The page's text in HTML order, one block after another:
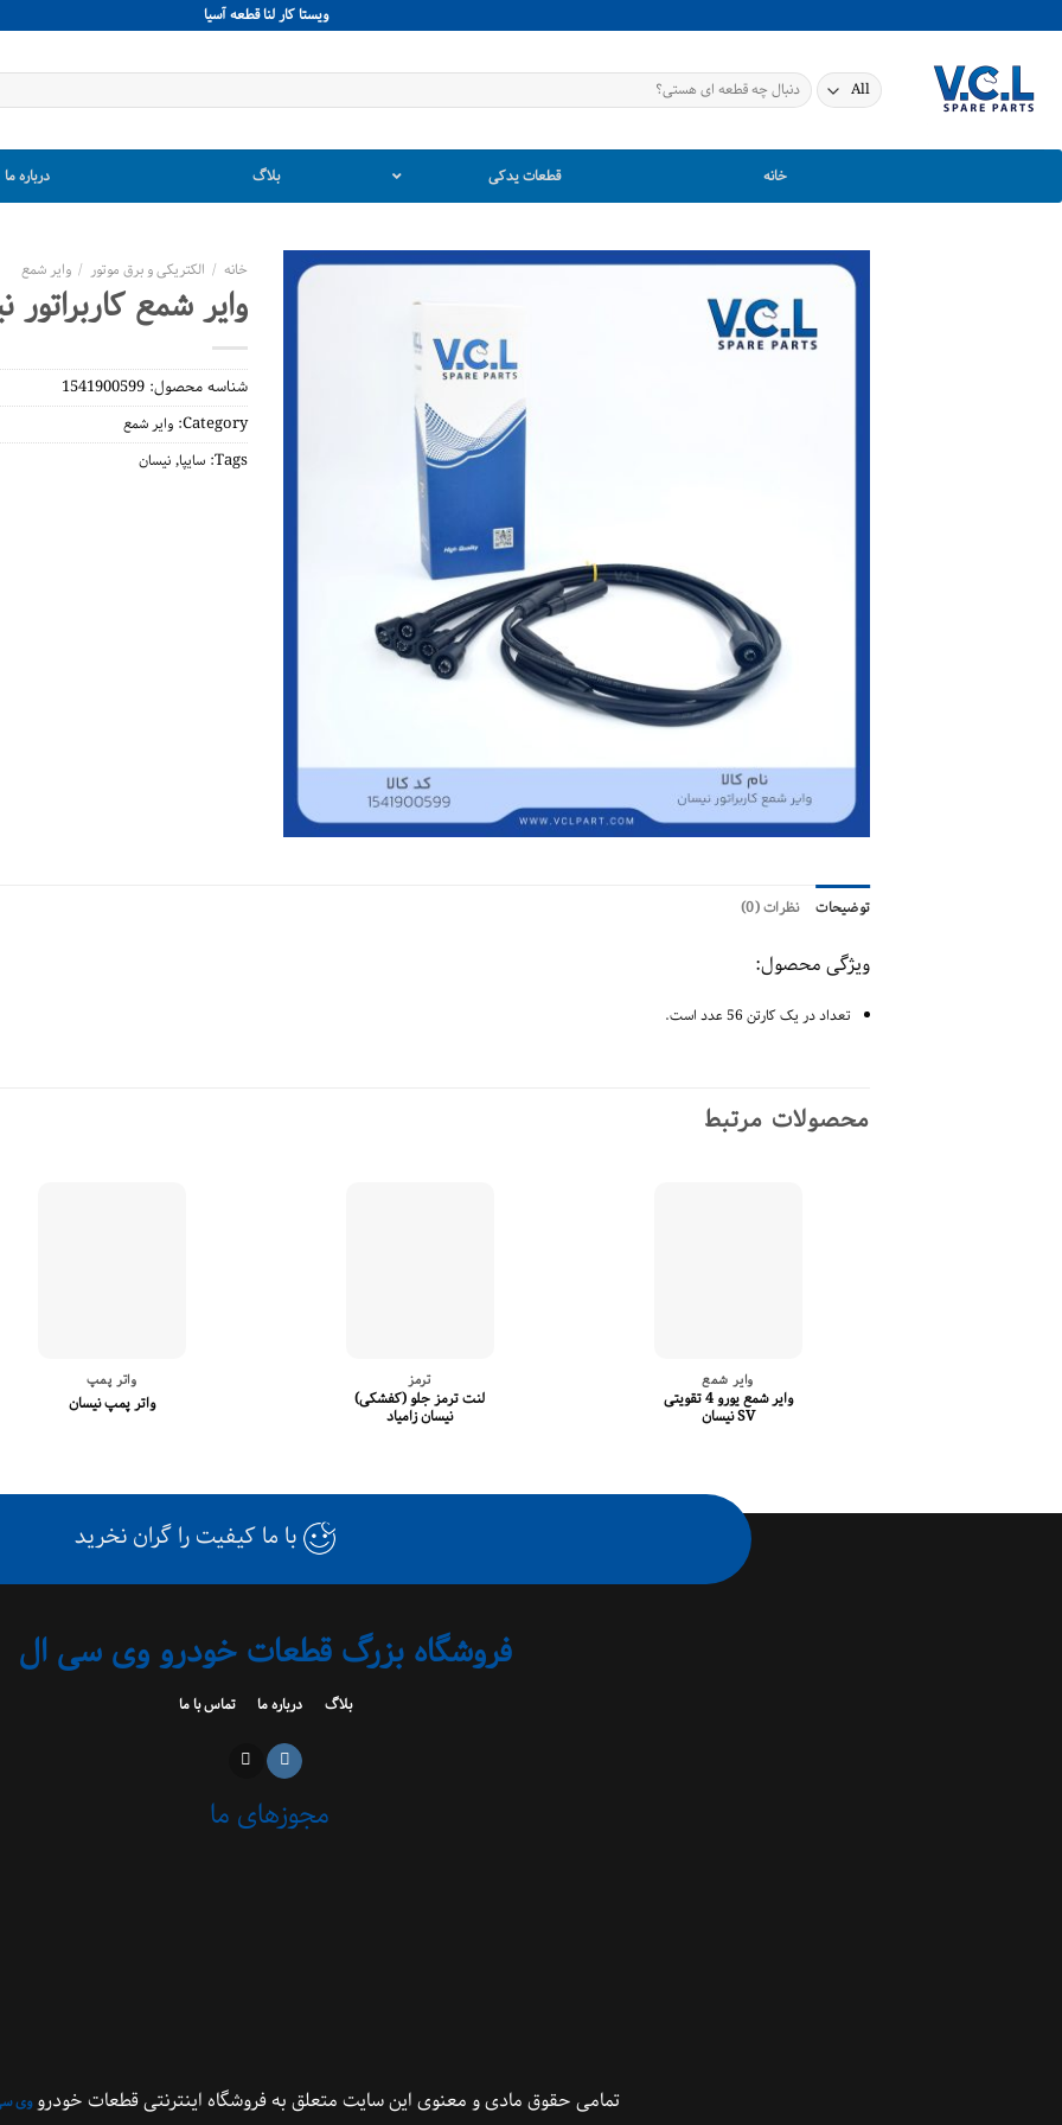
to
ويستا كار لنا قطعه آسيا
جستجو
برای:
خانه قطعات یدکی بلاگ درباره ما
خانه / الکتریکی و برق موتور / وایر شمع
وایر شمع کاربراتور
شناسه محصول: 1541900599
Category: وایر شمع
Tags: سایپا,نیسان
توضیحات نظرات (0)
ویژگی محصول:
تعداد در یک کارتن 56 عدد است.
محصولات مرتبط
وایر شمع
وایر شمع یورو 4 تقویتی
SV نیسان
ترمز
لنت ترمز جلو (کفشکی)
نیسان زامیاد
واتر پمپ
واتر پمپ نیسان
با ما کیفیت را گران نخرید
فروشگاه بزرگ قطعات خودرو وی سی ال
بلاگ درباره ما تماس با ما
مجوزهای ما
تمامی حقوق مادی و معنوی این سایت متعلق به فروشگاه اینترنتی قطعات خودرو وی